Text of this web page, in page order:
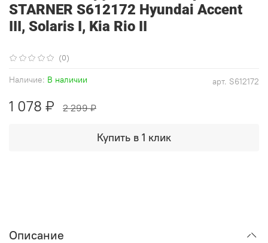
(0)
арт. S612172
Наличие: В наличии
STARNER S612172 Hyundai Accent
III, Solaris I, Kia Rio II
1 078 ₽ 2 299 ₽
Купить в 1 клик
Описание